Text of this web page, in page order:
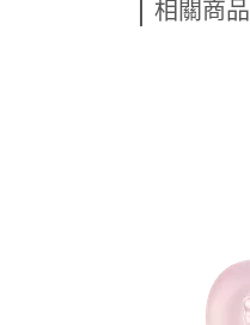
相關商品